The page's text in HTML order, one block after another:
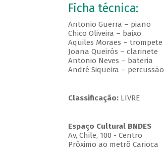
Ficha técnica:
Antonio Guerra – piano
Chico Oliveira – baixo
Aquiles Moraes – trompete
Joana Queirós – clarinete
Antonio Neves – bateria
André Siqueira – percussão
Classificação:LIVRE
Espaço Cultural BNDES
Av, Chile, 100 - Centro
Próximo ao metrô Carioca